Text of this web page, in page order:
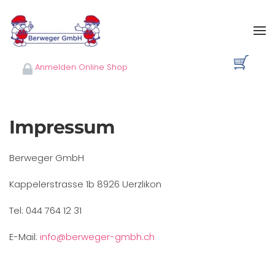
Skip to main content
Anmelden Online Shop
Impressum
Berweger GmbH
Kappelerstrasse 1b 8926 Uerzlikon
Tel: 044 764 12 31
E-Mail: info@berweger-gmbh.ch